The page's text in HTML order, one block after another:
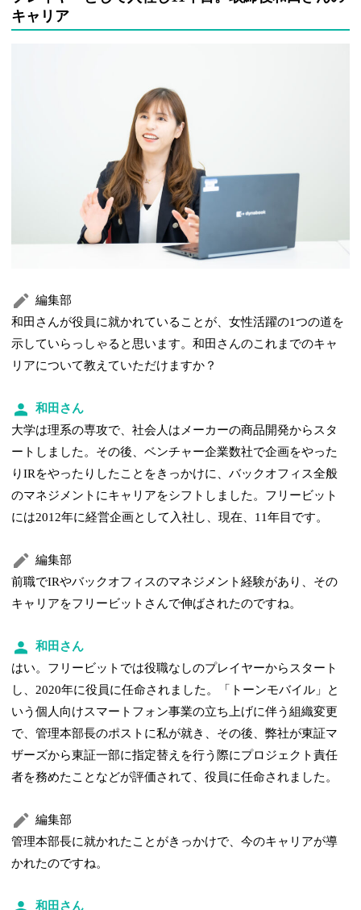
キャリア
編集部
和田さんが役員に就かれていることが、女性活躍の1つの道を
示していらっしゃると思います。和田さんのこれまでのキャ
リアについて教えていただけますか？
和田さん
大学は理系の専攻で、社会人はメーカーの商品開発からスタ
ートしました。その後、ベンチャー企業数社で企画をやった
りIRをやったりしたことをきっかけに、バックオフィス全般
のマネジメントにキャリアをシフトしました。フリービット
には2012年に経営企画として入社し、現在、11年目です。
編集部
前職でIRやバックオフィスのマネジメント経験があり、その
キャリアをフリービットさんで伸ばされたのですね。
和田さん
はい。フリービットでは役職なしのプレイヤーからスタート
し、2020年に役員に任命されました。「トーンモバイル」と
いう個人向けスマートフォン事業の立ち上げに伴う組織変更
で、管理本部長のポストに私が就き、その後、弊社が東証マ
ザーズから東証一部に指定替えを行う際にプロジェクト責任
者を務めたことなどが評価されて、役員に任命されました。
編集部
管理本部長に就かれたことがきっかけで、今のキャリアが導
かれたのですね。
和田さん